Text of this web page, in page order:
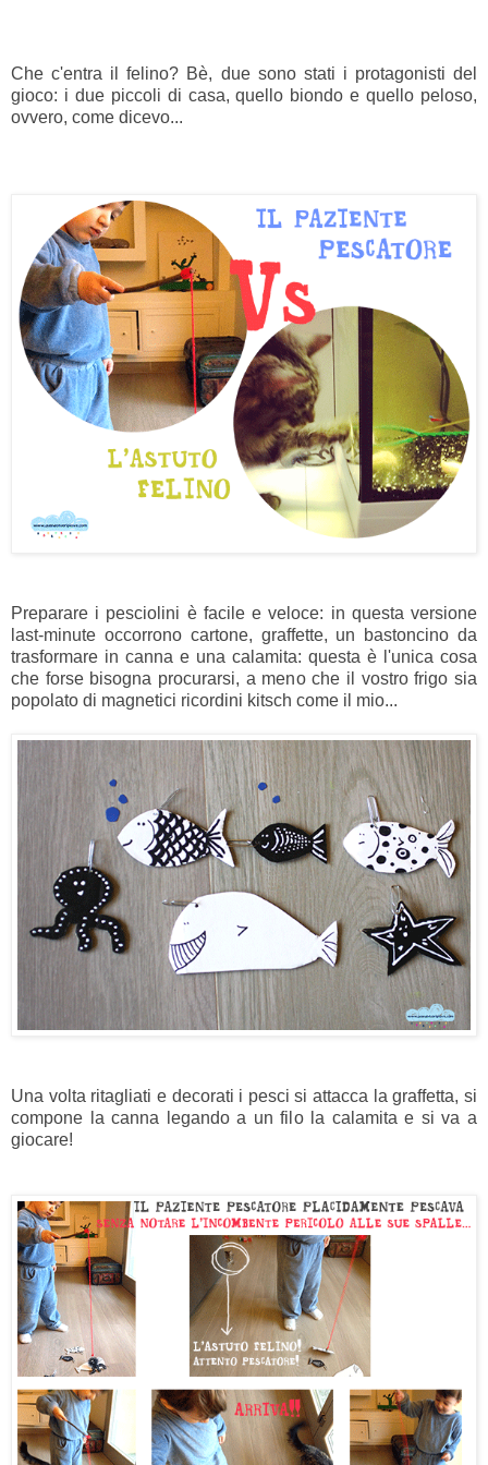
Che c'entra il felino? Bè, due sono stati i protagonisti del
gioco: i due piccoli di casa, quello biondo e quello peloso,
ovvero, come dicevo...
Preparare i pesciolini è facile e veloce: in questa versione
last-minute occorrono cartone, graffette, un bastoncino da
trasformare in canna e una calamita: questa è l'unica cosa
che forse bisogna procurarsi, a meno che il vostro frigo sia
popolato di magnetici ricordini kitsch come il mio...
Una volta ritagliati e decorati i pesci si attacca la graffetta, si
compone la canna legando a un filo la calamita e si va a
giocare!